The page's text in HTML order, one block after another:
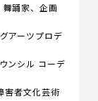
踊家、企画
アーツプロデ
ンシル コーデ
害者文化芸術